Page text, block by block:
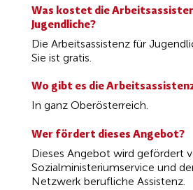
Was kostet die
Jugendliche?
Die Arbeitsassistenz für
Sie ist gratis.
Wo gibt es die
In ganz Oberösterreich.
Wer fördert dieses Angebot?
Dieses Angebot wird gefördert
Sozialministeriumservice und
Netzwerk berufliche Assistenz.